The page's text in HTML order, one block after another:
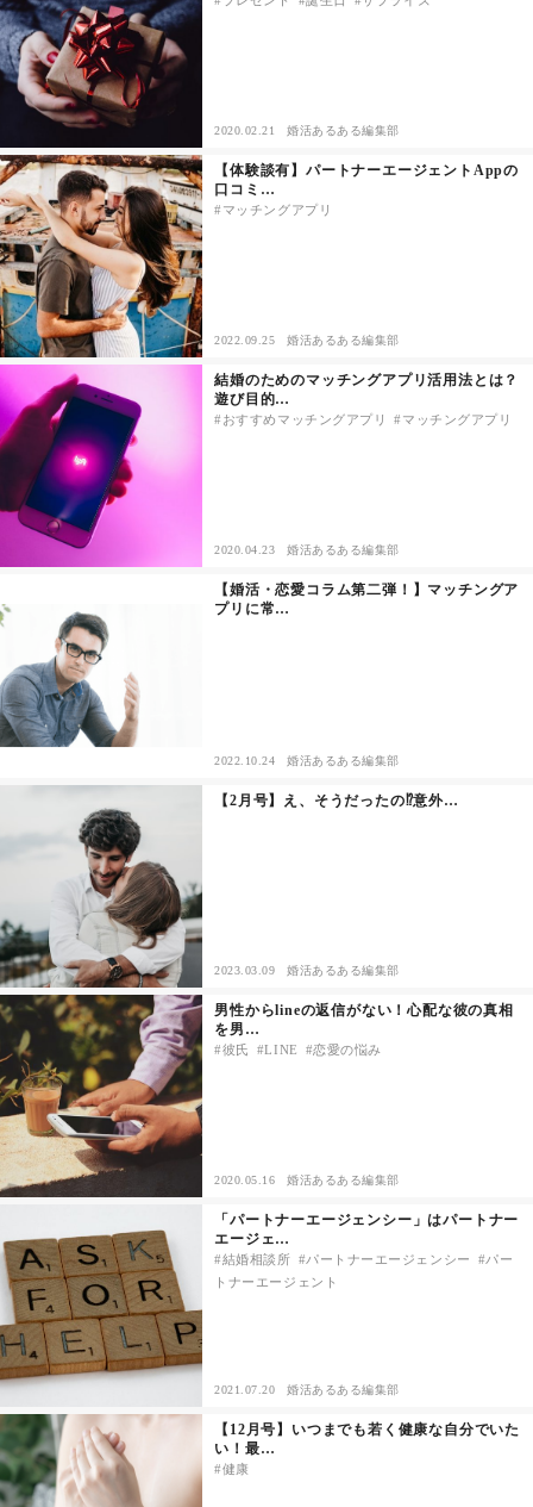
2020.02.21 婚活あるある編集部
【体験談有】パートナーエージェントAppの
口コミ…
マッチングアプリ
2022.09.25 婚活あるある編集部
結婚のためのマッチングアプリ活用法とは？
遊び目的…
おすすめマッチングアプリ マッチングアプリ
2020.04.23 婚活あるある編集部
【婚活・恋愛コラム第二弾！】マッチングア
プリに常…
2022.10.24 婚活あるある編集部
【2月号】え、そうだったの⁉︎意外…
2023.03.09 婚活あるある編集部
男性からlineの返信がない！心配な彼の真相
を男…
彼氏 LINE 恋愛の悩み
2020.05.16 婚活あるある編集部
「パートナーエージェンシー」はパートナー
エージェ…
結婚相談所 パートナーエージェンシー
パー
トナーエージェント
2021.07.20 婚活あるある編集部
【12月号】いつまでも若く健康な自分でいた
い！最…
健康